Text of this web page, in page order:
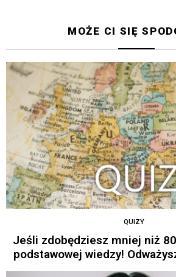
MOŻE CI SIĘ
QUIZY
Jeśli zdobędziesz mniej niż
podstawowej wiedzy!